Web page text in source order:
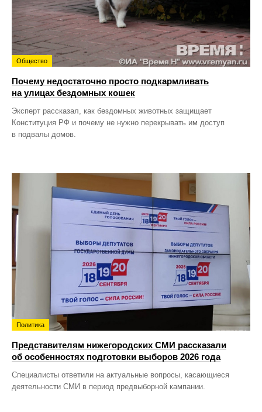
Общество
Почему недостаточно просто подкармливать
на улицах бездомных кошек
Эксперт рассказал, как бездомных животных защищает
Конституция РФ и почему не нужно перекрывать им доступ
в подвалы домов.
Политика
Представителям нижегородских СМИ рассказали
об особенностях подготовки выборов 2026 года
Специалисты ответили на актуальные вопросы, касающиеся
деятельности СМИ в период предвыборной кампании.